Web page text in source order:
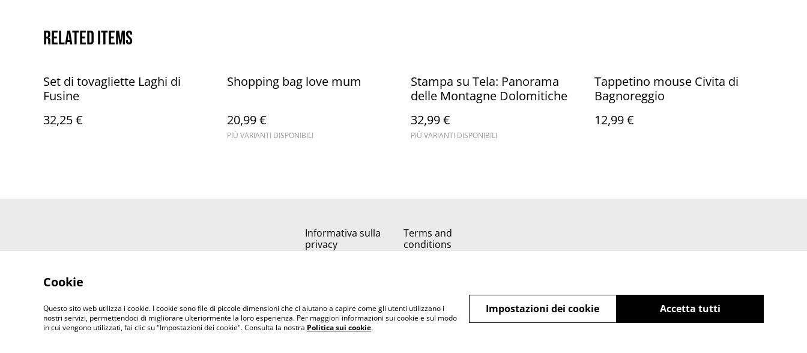
Related items
Set di tovagliette Laghi di
Fusine
32,25 €
Shopping bag love mum
20,99 €
PIÙ VARIANTI DISPONIBILI
Stampa su Tela: Panorama
delle Montagne Dolomitiche
32,99 €
PIÙ VARIANTI DISPONIBILI
Tappetino mouse Civita di
Bagnoreggio
12,99 €
Informativa sulla
privacy
Terms and
conditions
©2026Merlin Visual
Cookie
Questo sito web utilizza i cookie. I cookie sono file di piccole dimensioni che ci aiutano a capire come gli utenti utilizzano i
nostri servizi, permettendoci di migliorare ulteriormente la loro esperienza. Per maggiori informazioni sui cookie e sul modo
in cui vengono utilizzati, fai clic su "Impostazioni dei cookie". Consulta la nostra Politica sui cookie.
Accetta tutti
Impostazioni dei cookie